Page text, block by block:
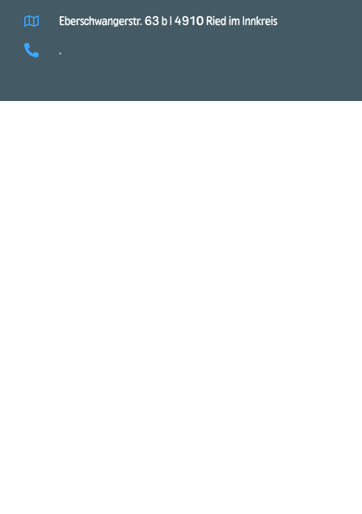
Eberschwangerstr. 63 b I 4910 Ried im Innkreis
.